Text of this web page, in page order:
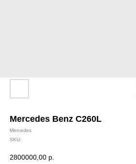
Mercedes Benz C260L
Mercedes
SKU:
2800000,00 р.